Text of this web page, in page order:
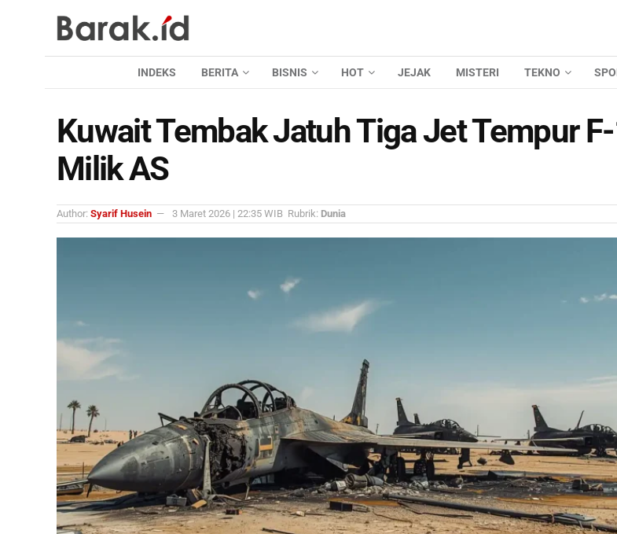
INDEKS BERITA BISNIS HOT JEJAK MISTERI TEKNO
Kuwait Tembak Jatuh Tiga Jet Tempur
Milik AS
Author: Syarif Husein 3 Maret 2026 | 22:35 WIB Rubrik: Dunia